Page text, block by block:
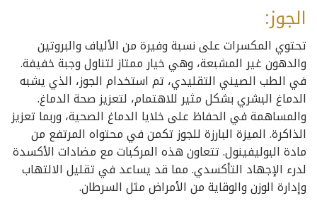
الجوز:
تحتوي المكسرات على نسبة وفيرة من الألياف والبروتين
والدهون غير المشبعة، وهي خيار ممتاز لتناول وجبة خفيفة.
في الطب الصيني التقليدي، تم استخدام الجوز، الذي يشبه
الدماغ البشري بشكل مثير للاهتمام، لتعزيز صحة الدماغ.
والمساهمة في الحفاظ على خلايا الدماغ الصحية، وربما تعزيز
الذاكرة. الميزة البارزة للجوز تكمن في محتواه المرتفع من
مادة البوليفينول. تتعاون هذه المركبات مع مضادات الأكسدة
لدرء الإجهاد التأكسدي. مما قد يساعد في تقليل الالتهاب
وإدارة الوزن والوقاية من الأمراض مثل السرطان.